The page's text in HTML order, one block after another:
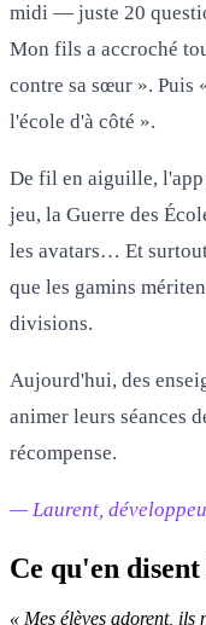
midi — juste 20
Mon fils a accroché
contre sa sœur ». Puis
l'école d'à côté ».
De fil en aiguille, l'app
jeu, la Guerre des
les avatars… Et
que les gamins
divisions.
Aujourd'hui, des
animer leurs séances
récompense.
— Laurent,
Ce qu'en
« Mes élèves adorent,